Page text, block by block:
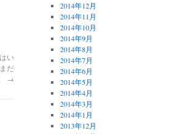
い
だ
→
2014年12月
2014年11月
2014年10月
2014年9月
2014年8月
2014年7月
2014年6月
2014年5月
2014年4月
2014年3月
2014年1月
2013年12月